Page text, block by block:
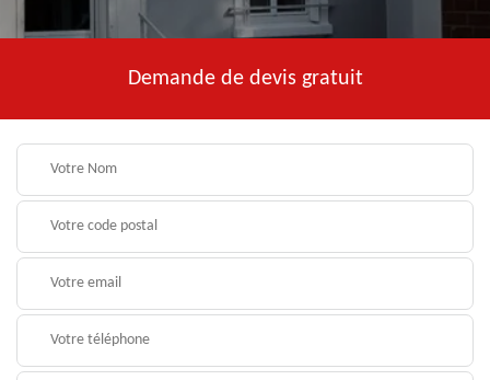
Demande de devis gratuit